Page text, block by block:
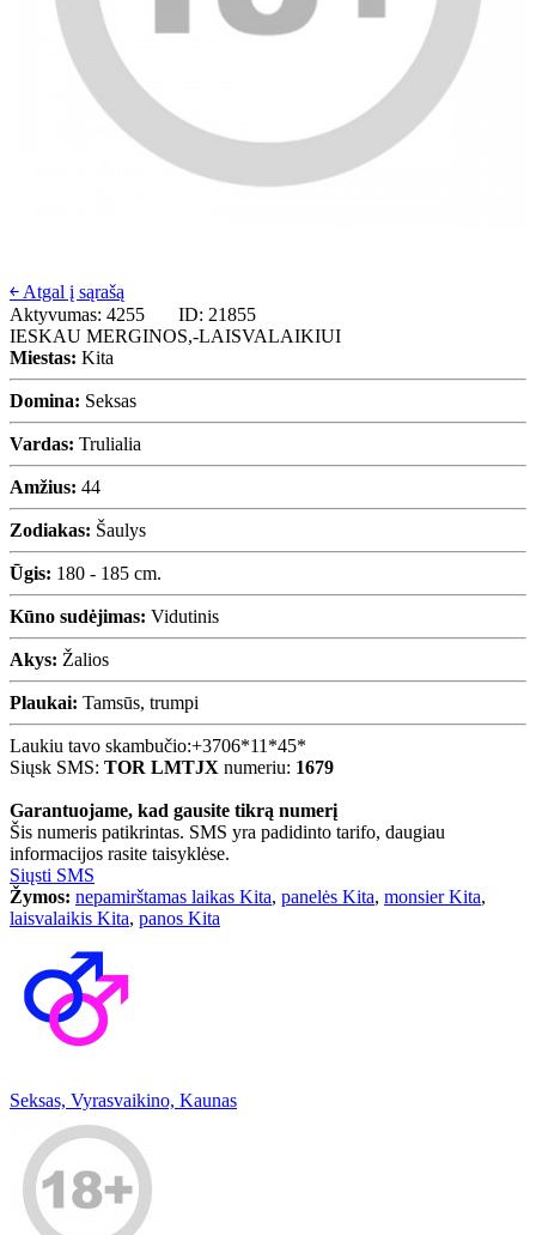
￩ Atgal į sąrašą
Aktyvumas: 4255 ID: 21855
IESKAU MERGINOS,-LAISVALAIKIUI
Miestas: Kita
Domina: Seksas
Vardas: Trulialia
Amžius: 44
Zodiakas: Šaulys
Ūgis: 180 - 185 cm.
Kūno sudėjimas: Vidutinis
Akys: Žalios
Plaukai: Tamsūs, trumpi
Laukiu tavo skambučio:+3706*11*45*
Siųsk SMS: TOR LMTJX numeriu: 1679
Garantuojame, kad gausite tikrą numerį
Šis numeris patikrintas. SMS yra padidinto tarifo, daugiau
informacijos rasite taisyklėse.
Siųsti SMS
Žymos: nepamirštamas laikas Kita, panelės Kita, monsier Kita,
laisvalaikis Kita, panos Kita
Seksas, Vyrasvaikino, Kaunas